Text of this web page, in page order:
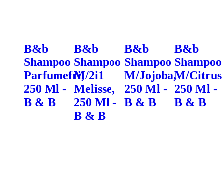
B&b
Shampoo
Parfumefri,
250 Ml -
B & B
B&b
Shampoo
M/2i1
Melisse,
250 Ml -
B & B
B&b
Shampoo
M/Jojoba,
250 Ml -
B & B
B&b
Shampoo
M/
250 Ml -
B & B